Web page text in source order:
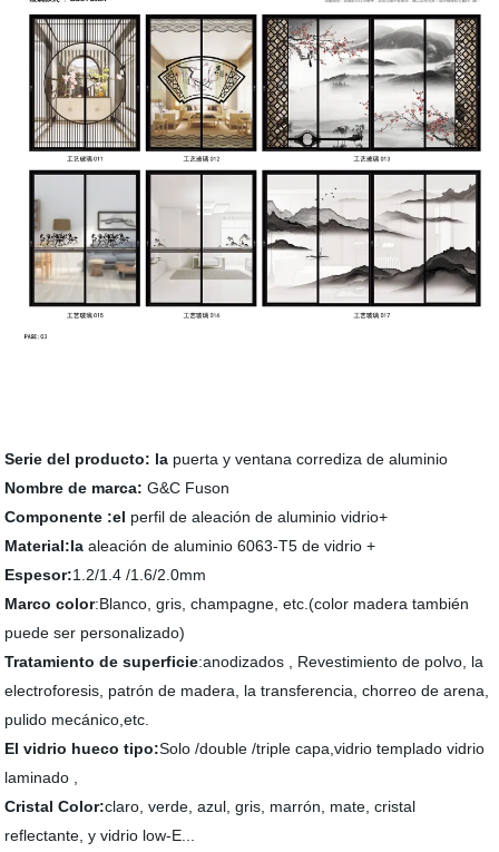
Serie del producto: la puerta y ventana corrediza de aluminio
Nombre de marca: G&C Fuson
Componente :el perfil de aleación de aluminio vidrio+
Material:la aleación de aluminio 6063-T5 de vidrio +
Espesor:1.2/1.4 /1.6/2.0mm
Marco color:Blanco, gris, champagne, etc.(color madera también
puede ser personalizado)
Tratamiento de superficie:anodizados , Revestimiento de polvo, la
electroforesis, patrón de madera, la transferencia, chorreo de arena,
pulido mecánico,etc.
El vidrio hueco tipo:Solo /double /triple capa,vidrio templado vidrio
laminado ,
Cristal Color:claro, verde, azul, gris, marrón, mate, cristal
reflectante, y vidrio low-E...